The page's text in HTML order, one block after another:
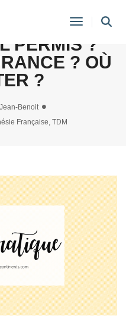
Toggle
SCOOTER À
PERMIS ?
? OÙ
?
Jean-Benoit
Française, TDM